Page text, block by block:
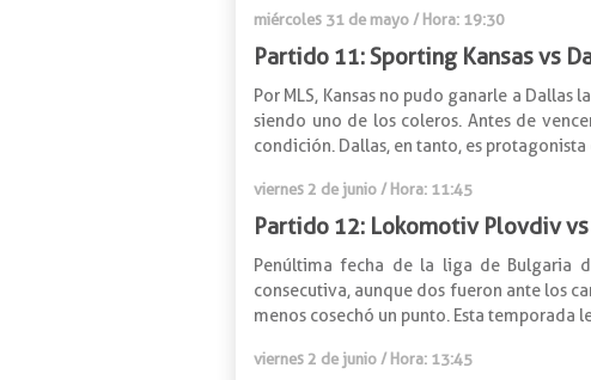
miércoles 31 de mayo / Hora: 19:30
Partido 11: Sporting Kansas vs
Por MLS, Kansas no pudo ganarle a Dallas
siendo uno de los coleros. Antes de
condición. Dallas, en tanto, es
viernes 2 de junio / Hora: 11:45
Partido 12: Lokomotiv Plovdiv
Penúltima fecha de la liga de Bulgaria
consecutiva, aunque dos fueron ante los
menos cosechó un punto. Esta temporada
viernes 2 de junio / Hora: 13:45